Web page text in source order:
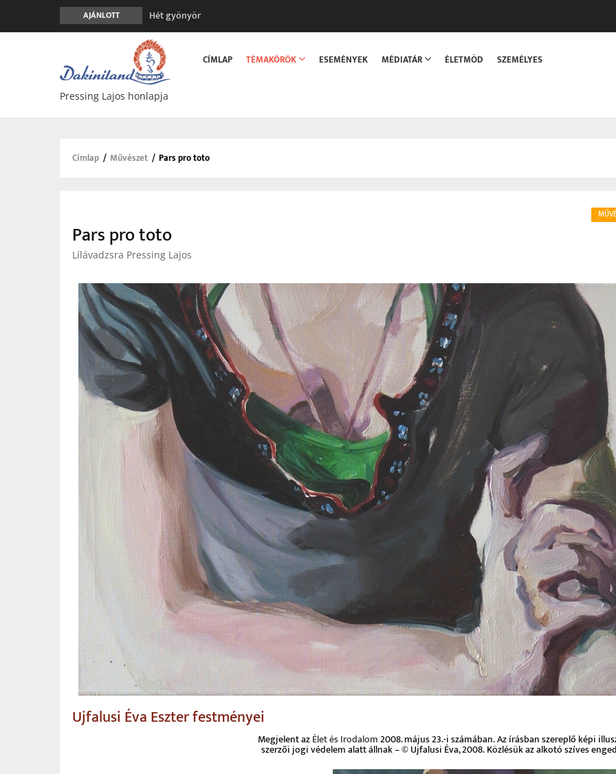
AJÁNLOTT
Hét gyönyör
A gondolatok átalakításának nyolc versszaka
Meghalni teljesen biztonságos
Minden más, mint aminek látszik
Vég nélküli leborulás
Pressing Lajos honlapja
navigation
CÍMLAP TÉMAKÖRÖK ESEMÉNYEK MÉDIATÁR ÉLETMÓD SZEMÉLYES
Morzsa
Címlap / Művészet / Pars pro toto
Pars pro toto
Lílávadzsra Pressing Lajos
Ujfalusi Éva Eszter festményei
Megjelent azÉlet és Irodalom2008. május 23.-i számában. Az írásban szereplő képi
szerzői jogi védelem alatt állnak – © Ujfalusi Éva, 2008. Közlésük az alkotó szíves